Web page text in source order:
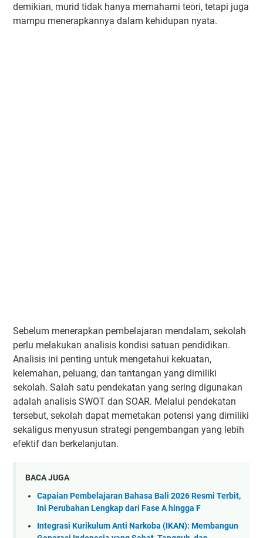
demikian, murid tidak hanya memahami teori, tetapi juga
mampu menerapkannya dalam kehidupan nyata.
Sebelum menerapkan pembelajaran mendalam, sekolah
perlu melakukan analisis kondisi satuan pendidikan.
Analisis ini penting untuk mengetahui kekuatan,
kelemahan, peluang, dan tantangan yang dimiliki
sekolah. Salah satu pendekatan yang sering digunakan
adalah analisis SWOT dan SOAR. Melalui pendekatan
tersebut, sekolah dapat memetakan potensi yang dimiliki
sekaligus menyusun strategi pengembangan yang lebih
efektif dan berkelanjutan.
BACA JUGA
Capaian Pembelajaran Bahasa Bali 2026 Resmi Terbit,
Ini Perubahan Lengkap dari Fase A hingga F
Integrasi Kurikulum Anti Narkoba (IKAN): Membangun